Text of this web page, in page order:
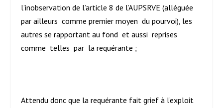
l’inobservation de l’article 8 de l’AUPSRVE (alléguée
par ailleurs comme premier moyen du pourvoi), les
autres se rapportant au fond et aussi reprises
comme telles par la requérante ;
Attendu donc que la requérante fait grief à l’exploit